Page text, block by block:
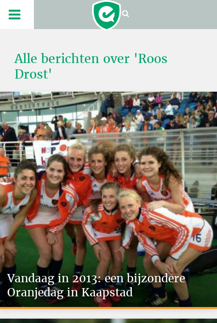
Alle berichten over 'Roos
Drost'
Vandaag in 2013: een bijzondere
Oranjedag in Kaapstad